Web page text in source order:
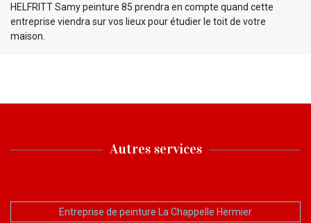
HELFRITT Samy peinture 85 prendra en compte quand cette
entreprise viendra sur vos lieux pour étudier le toit de votre
maison.
Autres services
Entreprise de peinture La Chappelle Hermier